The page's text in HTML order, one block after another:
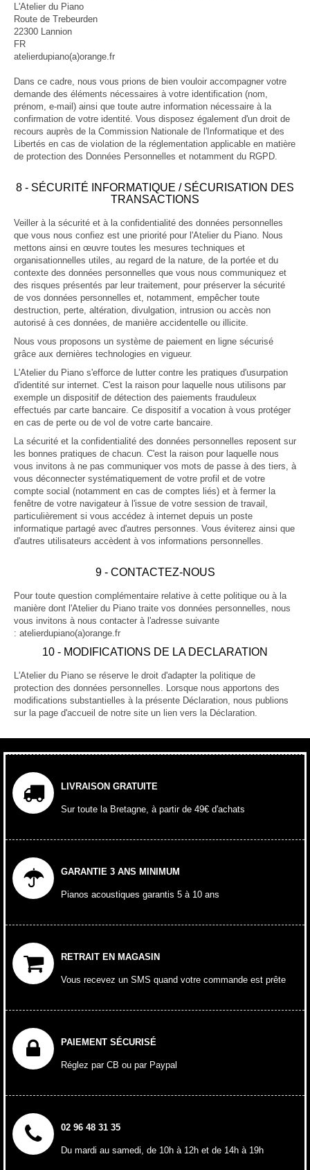
L'Atelier du Piano
Route de Trebeurden
22300 Lannion
FR
atelierdupiano(a)orange.fr
Dans ce cadre, nous vous prions de bien vouloir accompagner votre
demande des éléments nécessaires à votre identification (nom,
prénom, e-mail) ainsi que toute autre information nécessaire à la
confirmation de votre identité. Vous disposez également d'un droit de
recours auprès de la Commission Nationale de l'Informatique et des
Libertés en cas de violation de la réglementation applicable en matière
de protection des Données Personnelles et notamment du RGPD.
8 - SÉCURITÉ INFORMATIQUE / SÉCURISATION DES
TRANSACTIONS
Veiller à la sécurité et à la confidentialité des données personnelles
que vous nous confiez est une priorité pour l'Atelier du Piano. Nous
mettons ainsi en œuvre toutes les mesures techniques et
organisationnelles utiles, au regard de la nature, de la portée et du
contexte des données personnelles que vous nous communiquez et
des risques présentés par leur traitement, pour préserver la sécurité
de vos données personnelles et, notamment, empêcher toute
destruction, perte, altération, divulgation, intrusion ou accès non
autorisé à ces données, de manière accidentelle ou illicite.
Nous vous proposons un système de paiement en ligne sécurisé
grâce aux dernières technologies en vigueur.
L'Atelier du Piano s'efforce de lutter contre les pratiques d'usurpation
d'identité sur internet. C'est la raison pour laquelle nous utilisons par
exemple un dispositif de détection des paiements frauduleux
effectués par carte bancaire. Ce dispositif a vocation à vous protéger
en cas de perte ou de vol de votre carte bancaire.
La sécurité et la confidentialité des données personnelles reposent sur
les bonnes pratiques de chacun. C'est la raison pour laquelle nous
vous invitons à ne pas communiquer vos mots de passe à des tiers, à
vous déconnecter systématiquement de votre profil et de votre
compte social (notamment en cas de comptes liés) et à fermer la
fenêtre de votre navigateur à l'issue de votre session de travail,
particulièrement si vous accédez à internet depuis un poste
informatique partagé avec d'autres personnes. Vous éviterez ainsi que
d'autres utilisateurs accèdent à vos informations personnelles.
9 - CONTACTEZ-NOUS
Pour toute question complémentaire relative à cette politique ou à la
manière dont l'Atelier du Piano traite vos données personnelles, nous
vous invitons à nous contacter à l'adresse suivante
: atelierdupiano(a)orange.fr
10 - MODIFICATIONS DE LA DECLARATION
L'Atelier du Piano se réserve le droit d'adapter la politique de
protection des données personnelles. Lorsque nous apportons des
modifications substantielles à la présente Déclaration, nous publions
sur la page d'accueil de notre site un lien vers la Déclaration.
LIVRAISON GRATUITE
Sur toute la Bretagne, à partir de 49€ d'achats
GARANTIE 3 ANS MINIMUM
Pianos acoustiques garantis 5 à 10 ans
RETRAIT EN MAGASIN
Vous recevez un SMS quand votre commande est prête
PAIEMENT SÉCURISÉ
Réglez par CB ou par Paypal
02 96 48 31 35
Du mardi au samedi, de 10h à 12h et de 14h à 19h